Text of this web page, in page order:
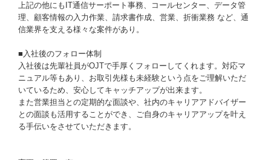
上記の他にもIT通信サーポート事務、コールセンター、データ管
理、顧客情報の入力作業、請求書作成、営業、折衝業務 など、通
信業界を支える様々な案件があり。
■入社後のフォロー体制
入社後は先輩社員がOJTで手厚くフォローしてくれます。対応マ
ニュアル等もあり、お取引先様も未経験という点をご理解いただ
いているため、安心してキャッチアップが出来ます。
また営業担当との定期的な面談や、社内のキャリアアドバイザー
との面談も活用することができ、ご自身のキャリアアップを叶え
る手伝いをさせていただきます。